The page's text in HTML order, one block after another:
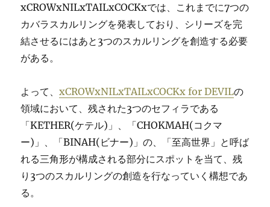
xCROWxNILxTAILxCOCKxでは、これまでに7つの
カバラスカルリングを発表しており、シリーズを完
結させるにはあと3つのスカルリングを創造する必要
がある。
よって、xCROWxNILxTAILxCOCKx for DEVILの
領域において、残された3つのセフィラである
「KETHER(ケテル)」、「CHOKMAH(コクマ
ー)」、「BINAH(ビナー)」の、「至高世界」と呼ば
れる三角形が構成される部分にスポットを当て、残
り3つのスカルリングの創造を行なっていく構想であ
る。